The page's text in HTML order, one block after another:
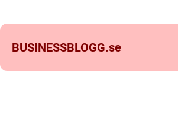
BUSINESSBLOGG.se